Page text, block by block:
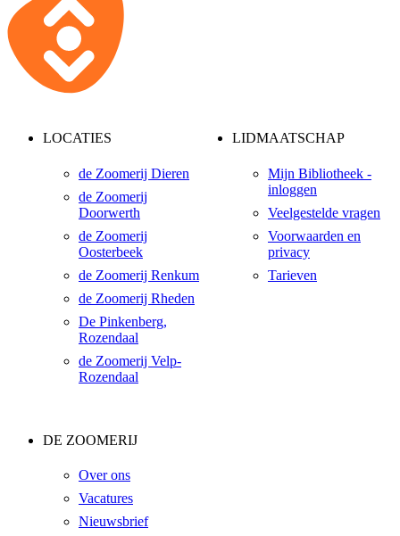
LOCATIES
de Zoomerij Dieren
de Zoomerij
Doorwerth
de Zoomerij
Oosterbeek
de Zoomerij Renkum
de Zoomerij Rheden
De Pinkenberg,
Rozendaal
de Zoomerij Velp-
Rozendaal
LIDMAATSCHAP
Mijn Bibliotheek -
inloggen
Veelgestelde vragen
Voorwaarden en
privacy
Tarieven
DE ZOOMERIJ
Over ons
Vacatures
Nieuwsbrief